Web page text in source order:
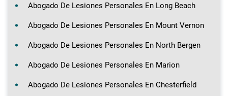
Abogado De Lesiones Personales En Long Beach
Abogado De Lesiones Personales En Mount Vernon
Abogado De Lesiones Personales En North Bergen
Abogado De Lesiones Personales En Marion
Abogado De Lesiones Personales En Chesterfield